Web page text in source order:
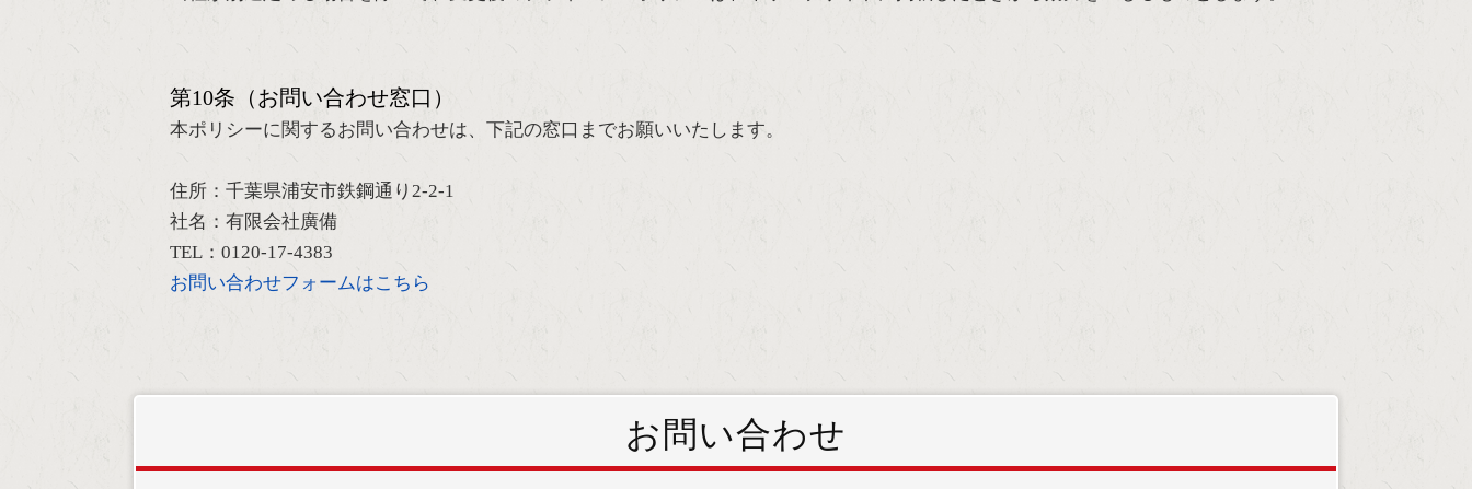
第10条（お問い合わせ窓口）
本ポリシーに関するお問い合わせは、下記の窓口までお願いいたします。
住所：千葉県浦安市鉄鋼通り2-2-1
社名：有限会社廣備
TEL：0120-17-4383
お問い合わせフォームはこちら
お問い合わせ